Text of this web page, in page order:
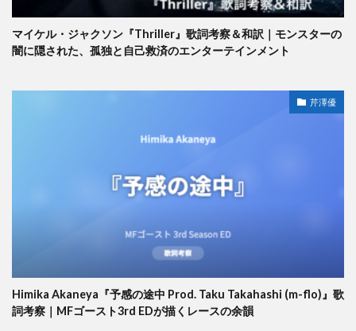
マイケル・ジャクソン『Thriller』歌詞考察＆和訳｜モンスターの
闇に隠された、孤独と自己救済のエンターテインメント
芹澤優
Himika Akaneya『予感の途中 Prod. Taku Takahashi (m-flo)』歌
詞考察｜MFゴースト3rd EDが描くレースの余韻